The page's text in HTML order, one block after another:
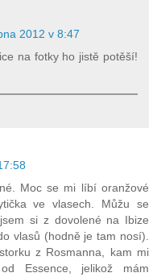
2012 v 8:47
na fotky ho jistě potěší!
Moc se mi líbí oranžové
ve vlasech. Můžu se
si z dovolené na Ibize
vlasů (hodně je tam nosí).
z Rosmanna, kam mi
Essence, jelikož mám